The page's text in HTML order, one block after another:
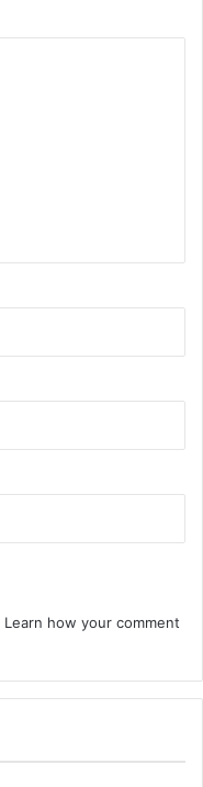
Learn how your comment